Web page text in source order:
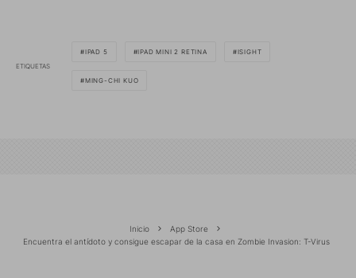
ETIQUETAS
IPAD 5 IPAD MINI 2 RETINA ISIGHT
MING-CHI KUO
Inicio
App Store
Encuentra el antídoto y consigue escapar de la casa en Zombie Invasion: T-Virus